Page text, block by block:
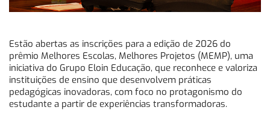
Estão abertas as inscrições para a edição de 2026 do
prêmio Melhores Escolas, Melhores Projetos (MEMP), uma
iniciativa do Grupo Eloin Educação, que reconhece e valoriza
instituições de ensino que desenvolvem práticas
pedagógicas inovadoras, com foco no protagonismo do
estudante a partir de experiências transformadoras.